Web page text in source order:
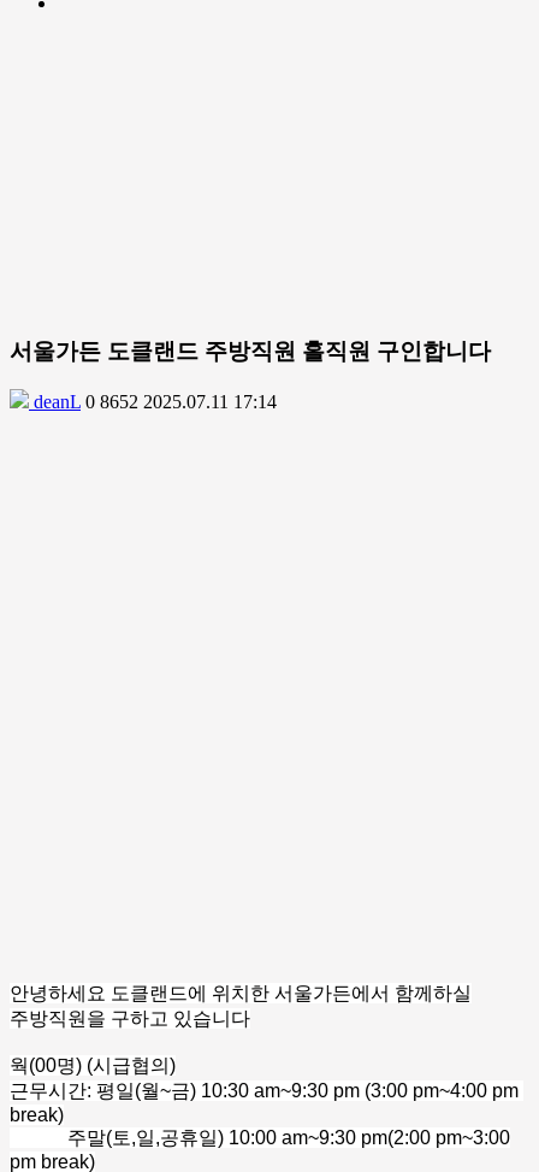
서울가든 도클랜드 주방직원 홀직원 구인합니다
deanL 0 8652 2025.07.11 17:14
안녕하세요 도클랜드에 위치한 서울가든에서 함께하실
주방직원을 구하고 있습니다
웍(00명) (시급협의)
근무시간: 평일(월~금) 10:30 am~9:30 pm (3:00 pm~4:00 pm
break)
주말(토,일,공휴일) 10:00 am~9:30 pm(2:00 pm~3:00
pm break)